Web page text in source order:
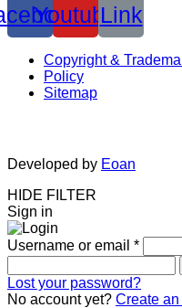
YoutubeLink
Copyright &
Policy
Sitemap
Developed by Eoan
HIDE FILTER
Sign in
Username or email *
Lost your password?
No account yet? Create